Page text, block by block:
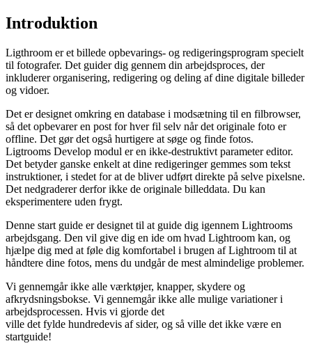
Introduktion
Ligthroom er et billede opbevarings- og redigeringsprogram specielt
til fotografer. Det guider dig gennem din arbejdsproces, der
inkluderer organisering, redigering og deling af dine digitale billeder
og vidoer.
Det er designet omkring en database i modsætning til en filbrowser,
så det opbevarer en post for hver fil selv når det originale foto er
offline. Det gør det også hurtigere at søge og finde fotos.
Ligtrooms Develop modul er en ikke-destruktivt parameter editor.
Det betyder ganske enkelt at dine redigeringer gemmes som tekst
instruktioner, i stedet for at de bliver udført direkte på selve pixelsne.
Det nedgraderer derfor ikke de originale billeddata. Du kan
eksperimentere uden frygt.
Denne start guide er designet til at guide dig igennem Lightrooms
arbejdsgang. Den vil give dig en ide om hvad Lightroom kan, og
hjælpe dig med at føle dig komfortabel i brugen af Lightroom til at
håndtere dine fotos, mens du undgår de mest almindelige problemer.
Vi gennemgår ikke alle værktøjer, knapper, skydere og
afkrydsningsbokse. Vi gennemgår ikke alle mulige variationer i
arbejdsprocessen. Hvis vi gjorde det
ville det fylde hundredevis af sider, og så ville det ikke være en
startguide!